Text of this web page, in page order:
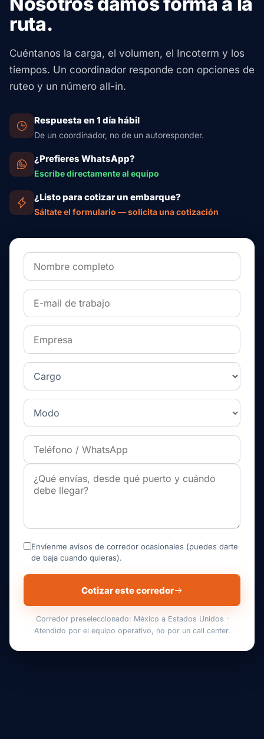
ruta.
Cuéntanos la carga, el volumen, el Incoterm y los
tiempos. Un coordinador responde con opciones de
ruteo y un número all-in.
Respuesta en 1 día hábil
De un coordinador, no de un autoresponder.
¿Prefieres WhatsApp?
Escribe directamente al equipo
¿Listo para cotizar un embarque?
Sáltate el formulario — solicita una cotización
Envíenme avisos de corredor ocasionales (puedes darte
de baja cuando quieras).
Cotizar este corredor
Corredor preseleccionado: México a Estados Unidos ·
Atendido por el equipo operativo, no por un call center.